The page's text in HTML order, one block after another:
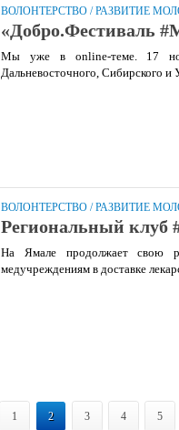
ВОЛОНТЕРСТВО /РАЗВИТИЕ
Мы уже в online-теме. 17
Дальневосточного, Сибирского и
ВОЛОНТЕРСТВО /РАЗВИТИЕ
Региональный клуб
На Ямале продолжает свою
медучреждениям в доставке
1 2 3 4 5